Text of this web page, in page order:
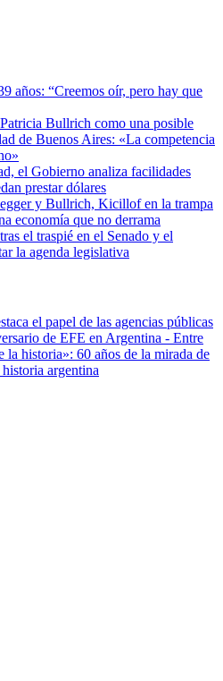
años: “Creemos oír, pero hay que
Bullrich como una posible
de Buenos Aires: «La competencia
el Gobierno analiza facilidades
prestar dólares
y Bullrich, Kicillof en la trampa
economía que no derrama
el traspié en el Senado y el
la agenda legislativa
el papel de las agencias públicas
de EFE en Argentina - Entre
la historia»: 60 años de la mirada de
argentina